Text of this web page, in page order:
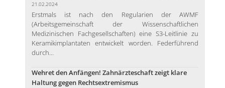
21.02.2024
Erstmals ist nach den Regularien der AWMF
(Arbeitsgemeinschaft der Wissenschaftlichen
Medizinischen Fachgesellschaften) eine S3-Leitlinie zu
Keramikimplantaten entwickelt worden. Federführend
durch...
Wehret den Anfängen! Zahnärzteschaft zeigt klare
Haltung gegen Rechtsextremismus